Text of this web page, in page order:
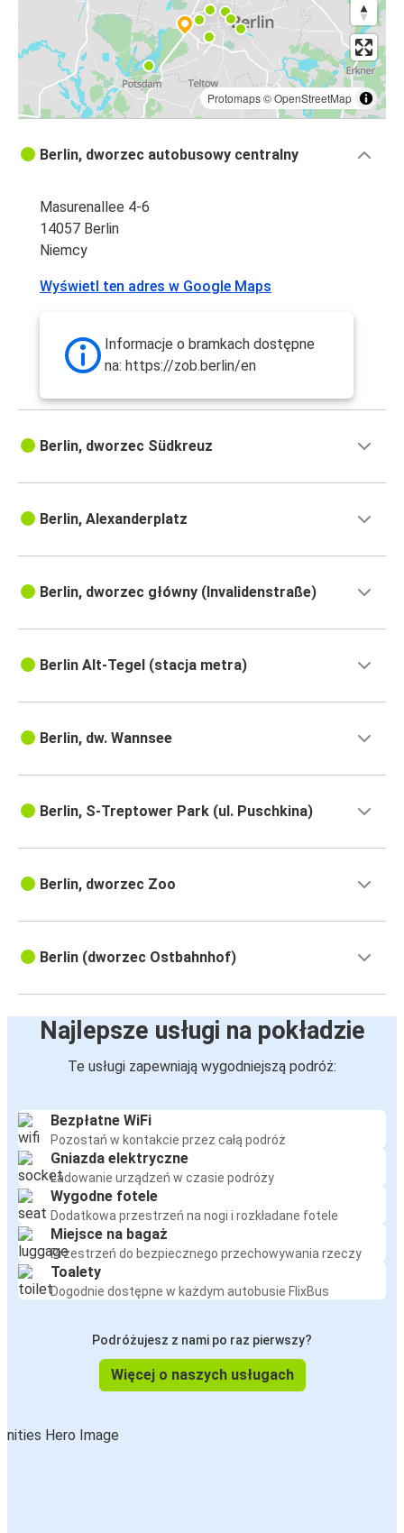
Protomaps©OpenStreetMap
Berlin, dworzec autobusowy centralny
Masurenallee 4-6
14057 Berlin
Niemcy
Wyświetl ten adres w Google Maps
Informacje o bramkach dostępne
na: https://zob.berlin/en
Berlin, dworzec Südkreuz
Berlin, Alexanderplatz
Berlin, dworzec główny (Invalidenstraße)
Berlin Alt-Tegel (stacja metra)
Berlin, dw. Wannsee
Berlin, S-Treptower Park (ul. Puschkina)
Berlin, dworzec Zoo
Berlin (dworzec Ostbahnhof)
Najlepsze usługi na pokładzie
Te usługi zapewniają wygodniejszą podróż:
Bezpłatne WiFi
Pozostań w kontakcie przez całą podróż
Gniazda elektryczne
Ładowanie urządzeń w czasie podróży
Wygodne fotele
Dodatkowa przestrzeń na nogi i rozkładane fotele
Miejsce na bagaż
Przestrzeń do bezpiecznego przechowywania rzeczy
Toalety
Dogodnie dostępne w każdym autobusie FlixBus
Podróżujesz z nami po raz pierwszy?
Więcej o naszych usługach